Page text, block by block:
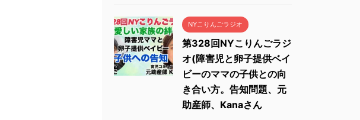
NYこりんごラジオ
第328回NYこりんごラジ
オ(障害児と卵子提供ベイ
ビーのママの子供との向
き合い方。告知問題、元
助産師、Kanaさん